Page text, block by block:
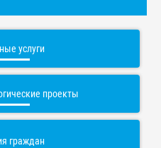
услуги
проекты
граждан